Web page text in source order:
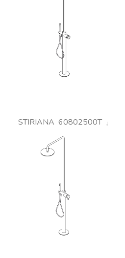
STIRIANA 60802500T